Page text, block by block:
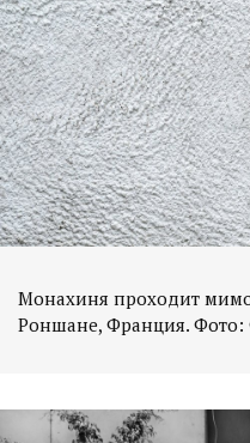
Монахиня проходит
Роншане, Франция. Фото: